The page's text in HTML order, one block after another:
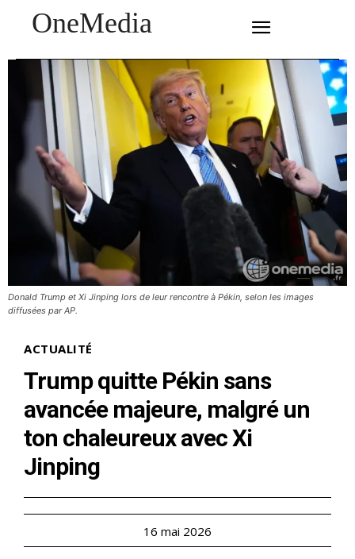
OneMedia
Donald Trump et Xi Jinping lors de leur rencontre à Pékin, selon les images
diffusées par AP.
ACTUALITÉ
Trump quitte Pékin sans
avancée majeure, malgré un
ton chaleureux avec Xi
Jinping
16 mai 2026